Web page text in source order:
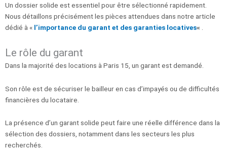
Un dossier solide est essentiel pour être sélectionné rapidement.
Nous détaillons précisément les pièces attendues dans notre article
dédié à « l’importance du garant et des garanties locatives«
Le rôle du garant
Dans la majorité des locations à Paris 15, un garant est demandé.
Son rôle est de sécuriser le bailleur en cas d’impayés ou de difficultés
financières du locataire.
La présence d’un garant solide peut faire une réelle différence dans la
sélection des dossiers, notamment dans les secteurs les plus
recherchés.